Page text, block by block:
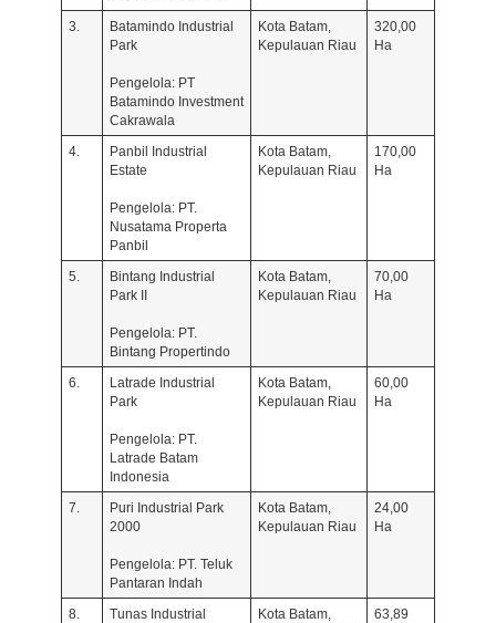
3.
Batamindo Industrial
Park
Pengelola: PT
Batamindo Investment
Cakrawala
Kota Batam,
Kepulauan Riau
320,00
Ha
4.
Panbil Industrial
Estate
Pengelola: PT.
Nusatama Properta
Panbil
Kota Batam,
Kepulauan Riau
170,00
Ha
5.
Bintang Industrial
Park II
Pengelola: PT.
Bintang Propertindo
Kota Batam,
Kepulauan Riau
70,00
Ha
6.
Latrade Industrial
Park
Pengelola: PT.
Latrade Batam
Indonesia
Kota Batam,
Kepulauan Riau
60,00
Ha
7.
Puri Industrial Park
2000
Pengelola: PT. Teluk
Pantaran Indah
Kota Batam,
Kepulauan Riau
24,00
Ha
8.
Tunas Industrial
Kota Batam,
63,89